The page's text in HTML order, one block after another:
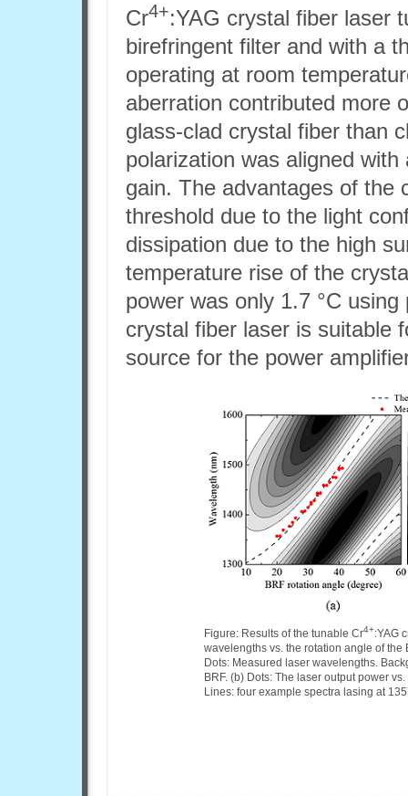
Cr4+:YAG crystal fiber laser
birefringent filter and with a
operating at room
aberration contributed more
glass-clad crystal fiber than
polarization was aligned
gain. The advantages of the
threshold due to the light
dissipation due to the high
temperature rise of the
power was only 1.7 °C
crystal fiber laser is suitable
source for the power
Figure: Results of the tunable Cr4+:YAG
wavelengths vs. the rotation angle of the
Dots: Measured laser wavelengths.
BRF. (b) Dots: The laser output power
Lines: four example spectra lasing at